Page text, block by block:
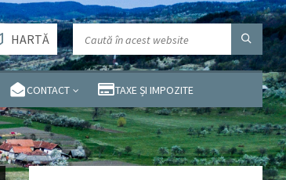
CONTACT TAXE ȘI IMPOZITE
HARTĂ